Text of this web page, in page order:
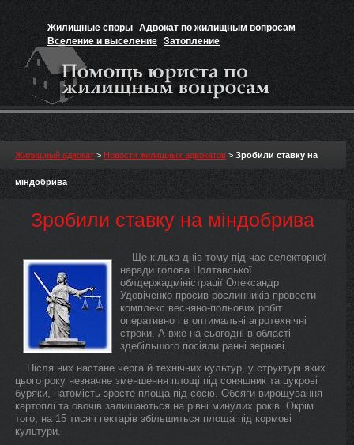
Жилищные споры Адвокат по жилищным вопросам
Вселение и выселение Затопление
Признание прав на жильё
Жилищный адвокат > Новости жилищных адвокатов > Зробили ставку на
міндобрива
Зробили ставку на міндобрива
Ще кілька днів тому під час селекторної
наради голова Полтавської
облдержадміністрації Олександр
Удовіченко просив рослинників провести
комплекс весняно-польових робіт
оперативно і в оптимальні агротехнічні
строки. А вже на сьогодні в області
здебільшого посіяли ранні зернові.
Після них настане черга й технічних культур, у структурі яких
цього року незначне зменшення площі під соняшник та цукрові
буряки, натомість зросте площа під соєю. Обсяги вирощування
картоплі та овочів залишаються на рівні минулих років. Окрім
того, на 15 тисяч гектарів збільшиться площа під кормові
культури.